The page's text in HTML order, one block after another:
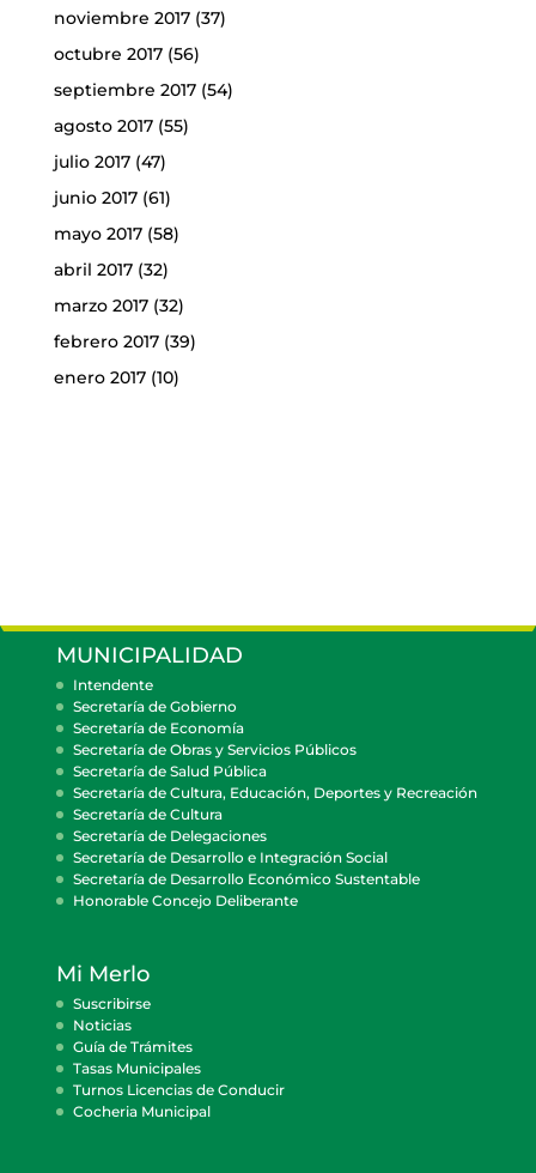
noviembre 2017(37)
octubre 2017(56)
septiembre 2017(54)
agosto 2017(55)
julio 2017(47)
junio 2017(61)
mayo 2017(58)
abril 2017(32)
marzo 2017(32)
febrero 2017(39)
enero 2017(10)
MUNICIPALIDAD
Intendente
Secretaría de Gobierno
Secretaría de Economía
Secretaría de Obras y Servicios Públicos
Secretaría de Salud Pública
Secretaría de Cultura, Educación, Deportes y Recreación
Secretaría de Cultura
Secretaría de Delegaciones
Secretaría de Desarrollo e Integración Social
Secretaría de Desarrollo Económico Sustentable
Honorable Concejo Deliberante
Mi Merlo
Suscribirse
Noticias
Guía de Trámites
Tasas Municipales
Turnos Licencias de Conducir
Cocheria Municipal